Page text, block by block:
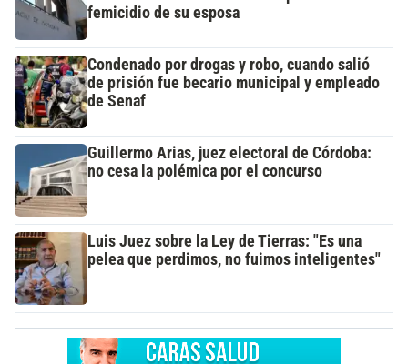
femicidio de su esposa
Condenado por drogas y robo, cuando salió
de prisión fue becario municipal y empleado
de Senaf
Guillermo Arias, juez electoral de Córdoba:
no cesa la polémica por el concurso
Luis Juez sobre la Ley de Tierras: "Es una
pelea que perdimos, no fuimos inteligentes"